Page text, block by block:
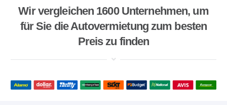
Wir vergleichen 1600 Unternehmen, um
für Sie die Autovermietung zum besten
Preis zu finden